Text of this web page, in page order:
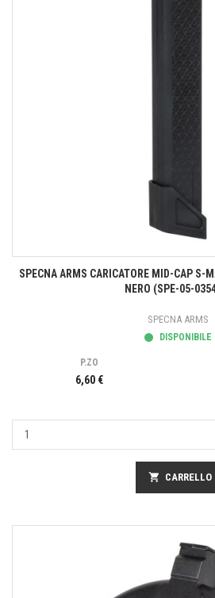
SPECNA ARMS CARICATORE MID-CAP S-
NERO (SPE-05-
SPECNA ARMS
DISPONIBILE
P.ZO
6,60 €
shopping_cart CARRELLO